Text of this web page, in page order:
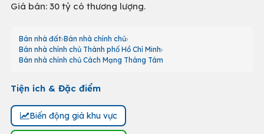
Giá bán: 30 tỷ có thương lượng.
Bán nhà đất Bán nhà chính chủ
Bán nhà chính chủ Thành phố Hồ Chí Minh
Bán nhà chính chủ Cách Mạng Tháng Tám
Tiện ích & Đặc điểm
Biến động giá khu vực